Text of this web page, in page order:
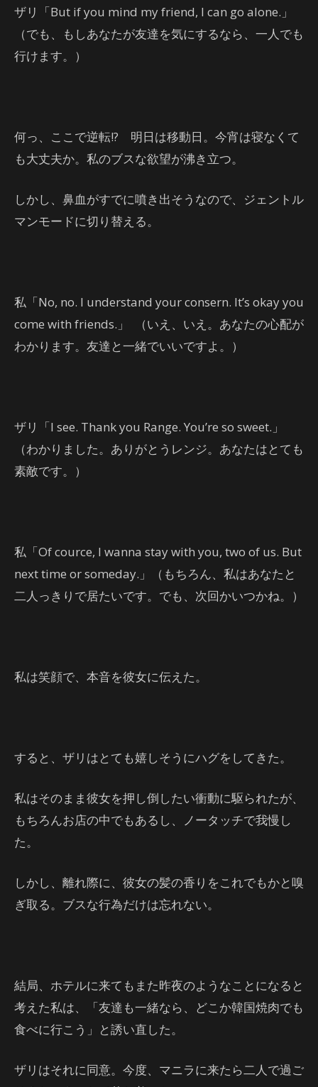
ザリ「But if you mind my friend, I can go alone.」
（でも、もしあなたが友達を気にするなら、一人でも
行けます。）
何っ、ここで逆転!? 明日は移動日。今宵は寝なくて
も大丈夫か。私のブスな欲望が沸き立つ。
しかし、鼻血がすでに噴き出そうなので、ジェントル
マンモードに切り替える。
私「No, no. I understand your consern. It’s okay you
come with friends.」 （いえ、いえ。あなたの心配が
わかります。友達と一緒でいいですよ。）
ザリ「I see. Thank you Range. You’re so sweet.」
（わかりました。ありがとうレンジ。あなたはとても
素敵です。）
私「Of cource, I wanna stay with you, two of us. But
next time or someday.」（もちろん、私はあなたと
二人っきりで居たいです。でも、次回かいつかね。）
私は笑顔で、本音を彼女に伝えた。
すると、ザリはとても嬉しそうにハグをしてきた。
私はそのまま彼女を押し倒したい衝動に駆られたが、
もちろんお店の中でもあるし、ノータッチで我慢し
た。
しかし、離れ際に、彼女の髪の香りをこれでもかと嗅
ぎ取る。ブスな行為だけは忘れない。
結局、ホテルに来てもまた昨夜のようなことになると
考えた私は、「友達も一緒なら、どこか韓国焼肉でも
食べに行こう」と誘い直した。
ザリはそれに同意。今度、マニラに来たら二人で過ご